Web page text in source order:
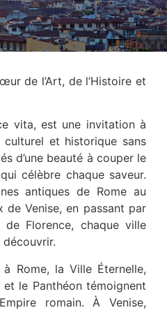
de l’Art, de l’Histoire et
vita, est une invitation à
et historique sans
d’une beauté à couper le
célèbre chaque saveur.
antiques de Rome au
de Venise, en passant par
Florence, chaque ville
à Rome, la Ville Éternelle,
le Panthéon témoignent
romain. À Venise,